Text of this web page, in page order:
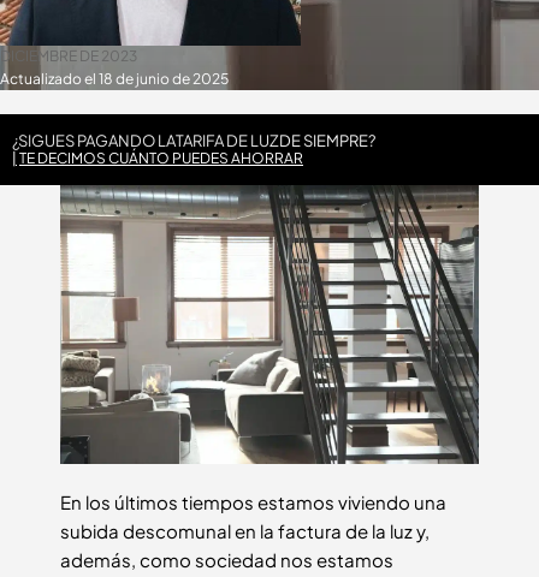
DICIEMBRE DE 2023
Actualizado el 18 de junio de 2025
¿SIGUES PAGANDO LATARIFA DE LUZDE SIEMPRE?
TE DECIMOS CUÁNTO PUEDES AHORRAR
En los últimos tiempos estamos viviendo una
subida descomunal en la factura de la luz y,
además, como sociedad nos estamos